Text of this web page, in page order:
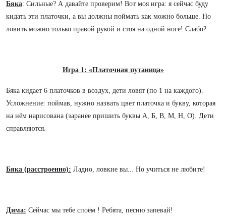
Бяка: Сильные? А давайте проверим! Вот моя игра: я сейчас буду
кидать эти платочки, а вы должны поймать как можно больше. Но
ловить можно только правой рукой и стоя на одной ноге! Слабо?
Игра 1: «Платочная путаница»
Бяка кидает 6 платочков в воздух, дети ловят (по 1 на каждого).
Усложнение: поймав, нужно назвать цвет платочка и букву, которая
на нём нарисована (заранее пришить буквы А, Б, В, М, Н, О). Дети
справляются.
Бяка (расстроенно): Ладно, ловкие вы... Но учиться не любите!
Дима: Сейчас мы тебе споём ! Ребята, песню запевай!